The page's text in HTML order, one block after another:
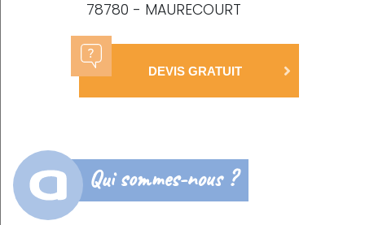
78780 - MAURECOURT
DEVIS GRATUIT
Qui sommes-nous ?